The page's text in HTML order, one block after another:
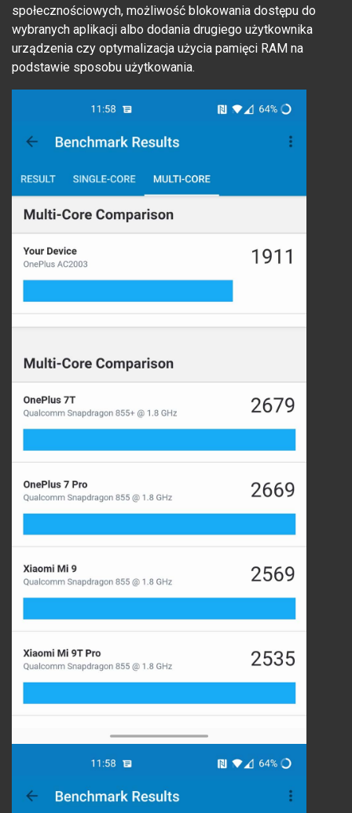
społecznościowych, możliwość blokowania dostępu do
wybranych aplikacji albo dodania drugiego użytkownika
urządzenia czy optymalizacja użycia pamięci RAM na
podstawie sposobu użytkowania.